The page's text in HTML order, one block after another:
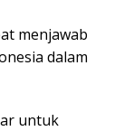
menjawab
dalam
untuk